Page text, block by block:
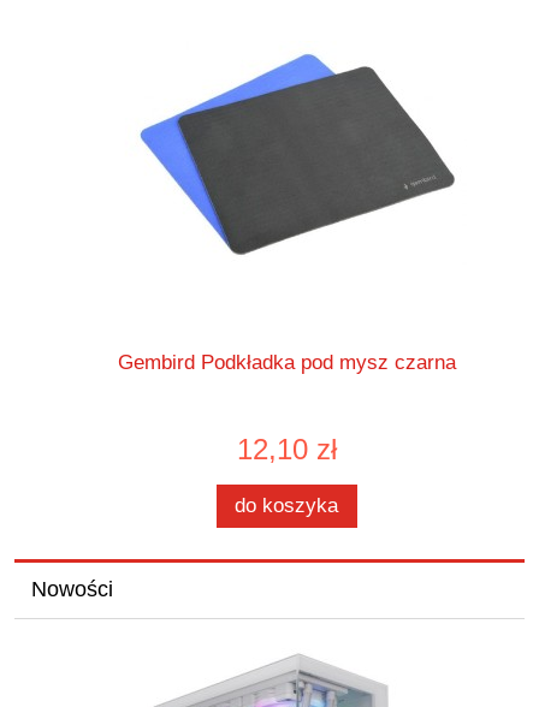
Gembird Podkładka pod mysz czarna
12,10 zł
do koszyka
Nowości